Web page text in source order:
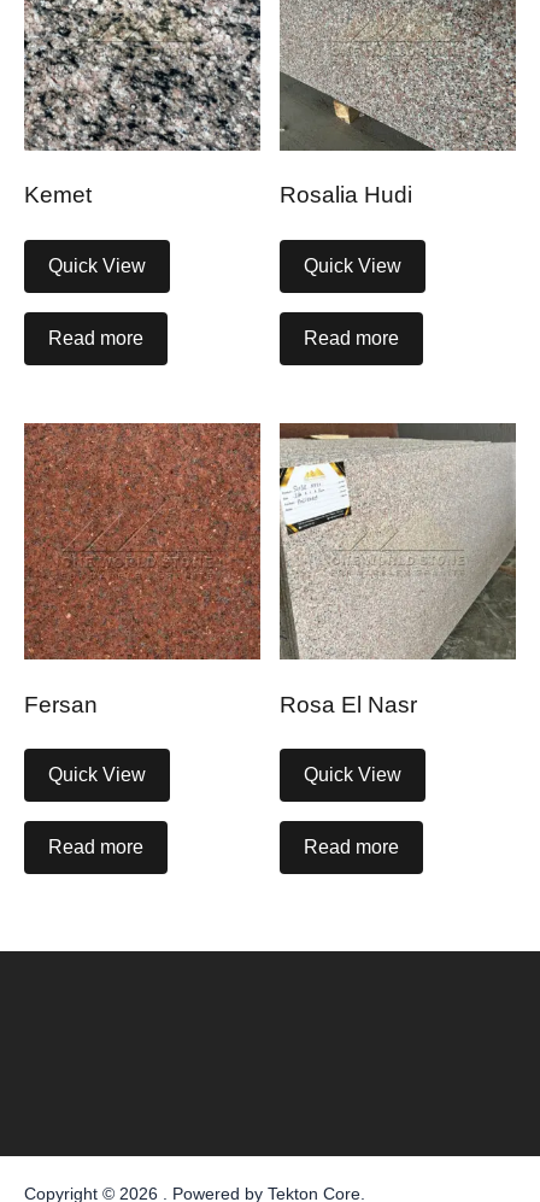
Kemet
Quick View
Read more
Rosalia Hudi
Quick View
Read more
Fersan
Quick View
Read more
Rosa El Nasr
Quick View
Read more
Copyright © 2026 . Powered by Tekton Core